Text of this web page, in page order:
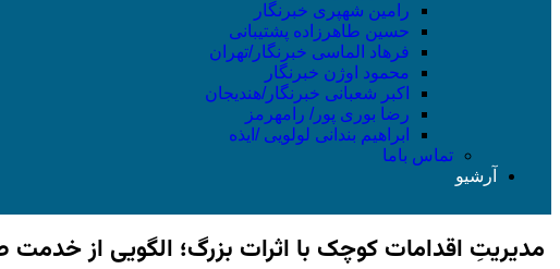
رامین شهپری خبرنگار
حسین طاهرزاده پشتیبانی
فرهاد الماسی خبرنگار/تهران
محمود اوژن خبرنگار
اکبر شعبانی خبرنگار/هندیجان
رضا بوری پور/ رامهرمز
ابراهیم بندانی لولویی /ایذه
تماس باما
آرشیو
مدیریتِ اقدامات کوچک با اثرات بزرگ؛ الگویی از خدمت